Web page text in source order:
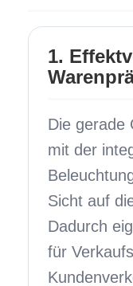
1.
Die gerade
mit der
Sicht auf
Dadurch
für